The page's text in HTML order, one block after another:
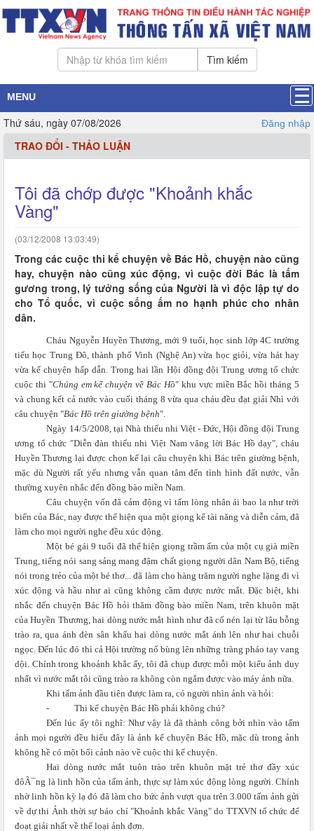
Tìm kiếm
MENU
Thứ sáu, ngày 07/08/2026 Đăng nhập
TRAO ĐỔI - THẢO LUẬN
Tôi đã chớp được "Khoảnh khắc
Vàng"
(03/12/2008 13:03:49)
Trong các cuộc thi kể chuyện về Bác Hồ, chuyện nào cũng
hay, chuyện nào cũng xúc động, vì cuộc đời Bác là tấm
gương trong, lý tưởng sống của Người là vì độc lập tự do
cho Tổ quốc, vì cuộc sống ấm no hạnh phúc cho nhân
dân.
Cháu Nguyễn Huyền Thương, mới 9 tuổi, học sinh lớp 4C trường
tiểu học Trung Đô, thành phố Vinh (Nghệ An) vừa học giỏi, vừa hát hay
vừa kể chuyện hấp dẫn. Trong hai lần Hội đồng đội Trung ương tổ chức
cuộc thi "Chúng em kể chuyện về Bác Hồ" khu vực miền Bắc hồi tháng 5
và chung kết cả nước vào cuối tháng 8 vừa qua cháu đều đạt giải Nhì với
câu chuyện "Bác Hồ trên giường bệnh".
Ngày 14/5/2008, tại Nhà thiếu nhi Việt - Đức, Hội đồng đội Trung
ương tổ chức "Diễn đàn thiếu nhi Việt Nam vâng lời Bác Hồ dạy", cháu
Huyền Thương lại được chọn kể lại câu chuyện khi Bác trên giường bệnh,
mặc dù Người rất yếu nhưng vẫn quan tâm đến tình hình đất nước, vẫn
thường xuyên nhắc đến đồng bào miền Nam.
Câu chuyện vốn đã cảm động vì tấm lòng nhân ái bao la như trời
biển của Bác, nay được thể hiện qua một giọng kể tài năng và diễn cảm, đã
làm cho mọi người nghe đều xúc động.
Một bé gái 9 tuổi đã thể hiện giọng trầm ấm của một cụ già miền
Trung, tiếng nói sang sảng mang đậm chất giọng người dân Nam Bộ, tiếng
nói trong trẻo của một bé thơ... đã làm cho hàng trăm người nghe lặng đi vì
xúc động và hầu như ai cũng không cầm được nước mắt. Đặc biệt, khi
nhắc đến chuyện Bác Hồ hỏi thăm đồng bào miền Nam, trên khuôn mặt
của Huyền Thương, hai dòng nước mắt hình như đã cố nén lại từ lâu bỗng
trào ra, qua ánh đèn sân khấu hai dòng nước mắt ánh lên như hai chuỗi
ngọc. Đến lúc đó thì cả Hội trường nổ bùng lên những tràng pháo tay vang
dội. Chính trong khoảnh khắc ấy, tôi đã chụp được mỗi một kiểu ảnh duy
nhất vì nước mắt tôi cũng trào ra không còn ngắm được vào máy ảnh nữa.
Khi tấm ảnh đầu tiên được làm ra, có người nhìn ảnh và hỏi:
-
Thi kể chuyện Bác Hồ phải không chú?
Đến lúc ấy tôi nghĩ: Như vậy là đã thành công bởi nhìn vào tấm
ảnh mọi người đều hiểu đây là ảnh kể chuyện Bác Hồ, mặc dù trong ảnh
không hề có một bối cảnh nào về cuộc thi kể chuyện.
Hai dòng nước mắt tuôn trào trên khuôn mặt trẻ thơ đầy xúc
đôÃ¯ng là linh hồn của tấm ảnh, thực sự làm xúc động lòng người. Chính
nhờ linh hồn kỳ lạ đó đã làm cho bức ảnh vượt qua trên 3.000 tấm ảnh gửi
về dự thi Ảnh thời sự báo chí "Khoảnh khắc Vàng" do TTXVN tổ chức để
đoạt giải nhất về thể loại ảnh đơn.